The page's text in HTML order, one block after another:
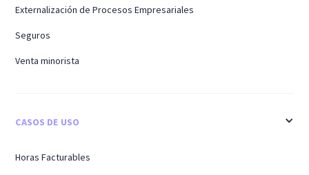
Externalización de Procesos Empresariales
Seguros
Venta minorista
CASOS DE USO
Horas Facturables